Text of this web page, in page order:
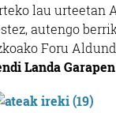
lau urteetan
autengo
Foru
Landa